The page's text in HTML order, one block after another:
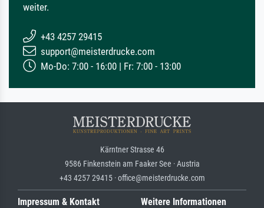
weiter.
+43 4257 29415
support@meisterdrucke.com
Mo-Do: 7:00 - 16:00 | Fr: 7:00 - 13:00
Kärntner Strasse 46
9586 Finkenstein am Faaker See · Austria
+43 4257 29415 · office@meisterdrucke.com
Impressum & Kontakt Weitere Informationen